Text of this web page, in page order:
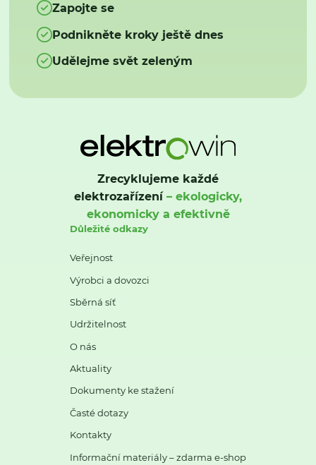
Zapojte se
Podnikněte kroky ještě dnes
Udělejme svět zeleným
Zrecyklujeme každé
elektrozařízení– ekologicky,
ekonomicky a efektivně
Důležité odkazy
Veřejnost
Výrobci a dovozci
Sběrná síť
Udržitelnost
O nás
Aktuality
Dokumenty ke stažení
Časté dotazy
Kontakty
Informační materiály – zdarma e-shop